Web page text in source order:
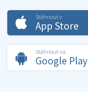
Stáhnout v
App Store
Stáhnout na
Google Play